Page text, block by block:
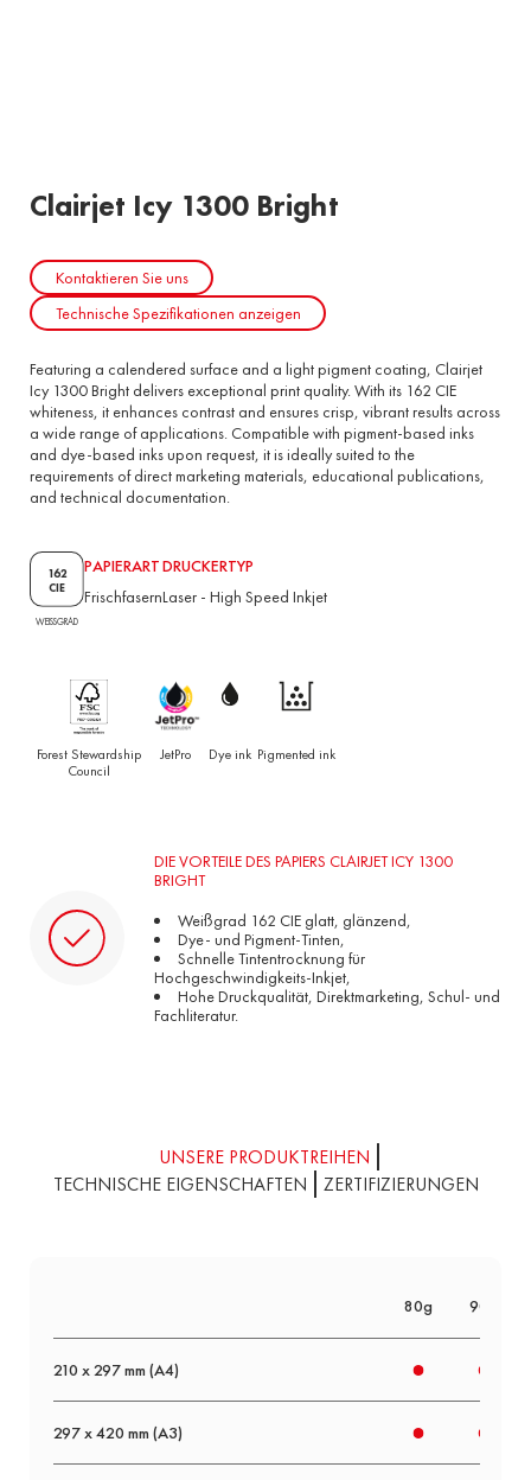
Clairjet Icy 1300 Bright
Kontaktieren Sie uns
Technische Spezifikationen anzeigen
Featuring a calendered surface and a light pigment coating, Clairjet
Icy 1300 Bright delivers exceptional print quality. With its 162 CIE
whiteness, it enhances contrast and ensures crisp, vibrant results across
a wide range of applications. Compatible with pigment-based inks
and dye-based inks upon request, it is ideally suited to the
requirements of direct marketing materials, educational publications,
and technical documentation.
162
CIE
WEISSGRAD
PAPIERART
Frischfasern
DRUCKERTYP
Laser - High Speed Inkjet
Forest Stewardship
Council
JetPro Dye ink Pigmented ink
DIE VORTEILE DES PAPIERS CLAIRJET ICY 1300
BRIGHT
Weißgrad 162 CIE glatt, glänzend,
Dye- und Pigment-Tinten,
Schnelle Tintentrocknung für
Hochgeschwindigkeits-Inkjet,
Hohe Druckqualität, Direktmarketing, Schul- und
Fachliteratur.
UNSERE PRODUKTREIHEN
TECHNISCHE EIGENSCHAFTEN
ZERTIFIZIERUNGEN
80g 90g
210 x 297 mm (A4)
297 x 420 mm (A3)